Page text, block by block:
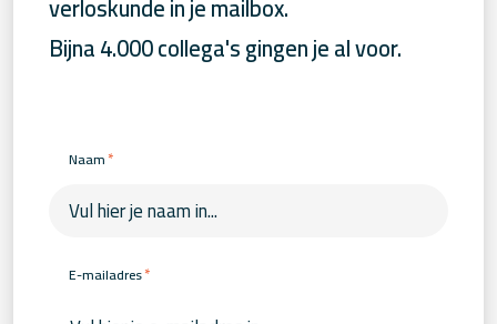
Bijna 4.000 collega's gingen je al voor.
Naam*
E-mailadres*